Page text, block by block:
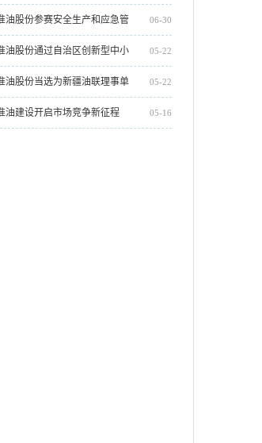
整合助力油服主业发展 06-30
油股份参赛安全生产和应急管
知识讲解大赛，两项作品摘得
誉
05-22
油股份通过自治区创新型中小
业复核 05-22
油股份当选为新疆油联理事单
05-16
油建设开启市场竞争新征程